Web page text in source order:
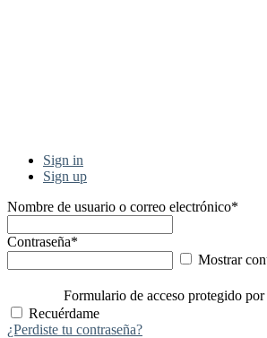
Sign in
Sign up
Nombre de usuario o correo electrónico*
Contraseña*
Mostrar
Formulario de acceso protegido por
Recuérdame
¿Perdiste tu contraseña?